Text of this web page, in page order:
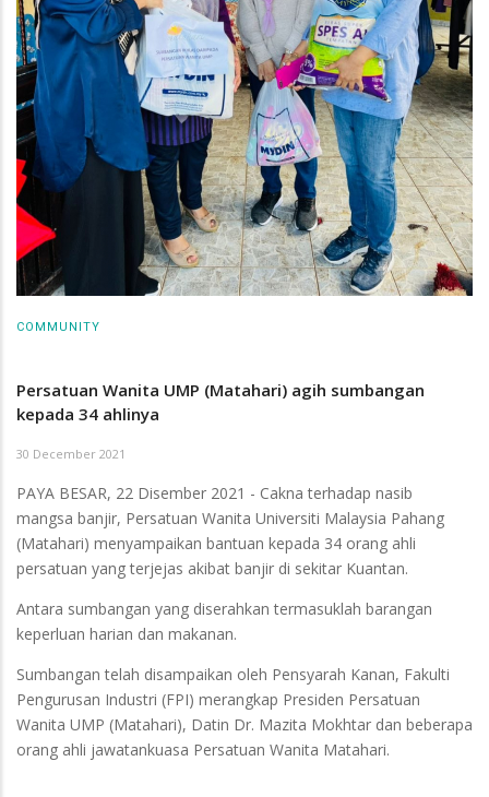
COMMUNITY
Persatuan Wanita UMP (Matahari) agih sumbangan
kepada 34 ahlinya
30 December 2021
PAYA BESAR, 22 Disember 2021 - Cakna terhadap nasib
mangsa banjir, Persatuan Wanita Universiti Malaysia Pahang
(Matahari) menyampaikan bantuan kepada 34 orang ahli
persatuan yang terjejas akibat banjir di sekitar Kuantan.
Antara sumbangan yang diserahkan termasuklah barangan
keperluan harian dan makanan.
Sumbangan telah disampaikan oleh Pensyarah Kanan, Fakulti
Pengurusan Industri (FPI) merangkap Presiden Persatuan
Wanita UMP (Matahari), Datin Dr. Mazita Mokhtar dan beberapa
orang ahli jawatankuasa Persatuan Wanita Matahari.